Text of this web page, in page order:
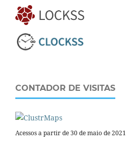
CONTADOR DE VISITAS
Acessos a partir de 30 de maio de 2021